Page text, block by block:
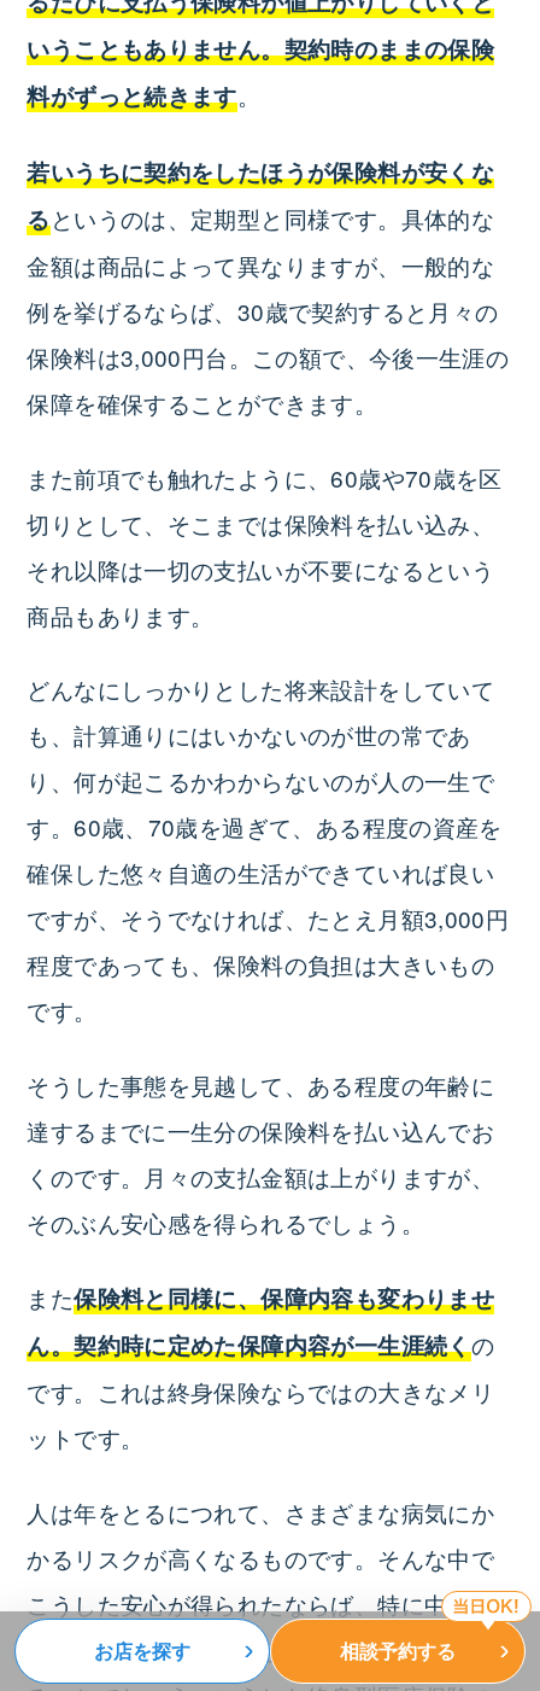
相談予約する
お店を探す
いうこともありません。契約時のままの保険
料がずっと続きます。
若いうちに契約をしたほうが保険料が安くな
るというのは、定期型と同様です。具体的な
金額は商品によって異なりますが、一般的な
例を挙げるならば、30歳で契約すると月々の
保険料は3,000円台。この額で、今後一生涯の
保障を確保することができます。
また前項でも触れたように、60歳や70歳を区
切りとして、そこまでは保険料を払い込み、
それ以降は一切の支払いが不要になるという
商品もあります。
どんなにしっかりとした将来設計をしていて
も、計算通りにはいかないのが世の常であ
り、何が起こるかわからないのが人の一生で
す。60歳、70歳を過ぎて、ある程度の資産を
確保した悠々自適の生活ができていれば良い
ですが、そうでなければ、たとえ月額3,000円
程度であっても、保険料の負担は大きいもの
です。
そうした事態を見越して、ある程度の年齢に
達するまでに一生分の保険料を払い込んでお
くのです。月々の支払金額は上がりますが、
そのぶん安心感を得られるでしょう。
また保険料と同様に、保障内容も変わりませ
ん。契約時に定めた保障内容が一生涯続くの
です。これは終身保険ならではの大きなメリ
ットです。
人は年をとるにつれて、さまざまな病気にか
かるリスクが高くなるものです。そんな中で
こうした安心が得られたならば、特に中高年
になってからではさぞかし大きな恩恵に見え